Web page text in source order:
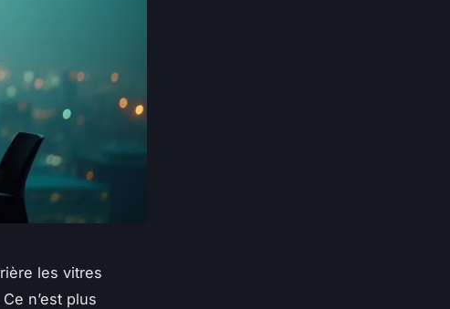
les vitres
n’est plus